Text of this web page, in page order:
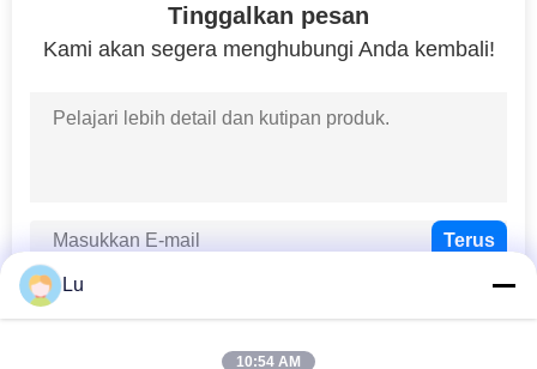
Laser Karpet
Tinggalkan pesan
Kami akan segera menghubungi Anda kembali!
Lu
10:54 AM